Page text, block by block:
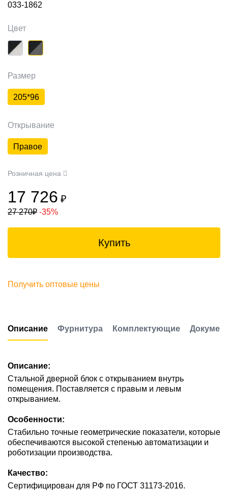
033-1862
Цвет
Размер
205*96
Открывание
Правое
Розничная цена
17 726 ₽
27 270₽ -35%
Купить
Получить оптовые цены
Описание Фурнитура Комплектующие
Описание:
Стальной дверной блок с открыванием внутрь
помещения. Поставляется с правым и левым
открыванием.
Особенности:
Стабильно точные геометрические показатели, которые
обеспечиваются высокой степенью автоматизации и
роботизации производства.
Качество:
Сертифицирован для РФ по ГОСТ 31173-2016.